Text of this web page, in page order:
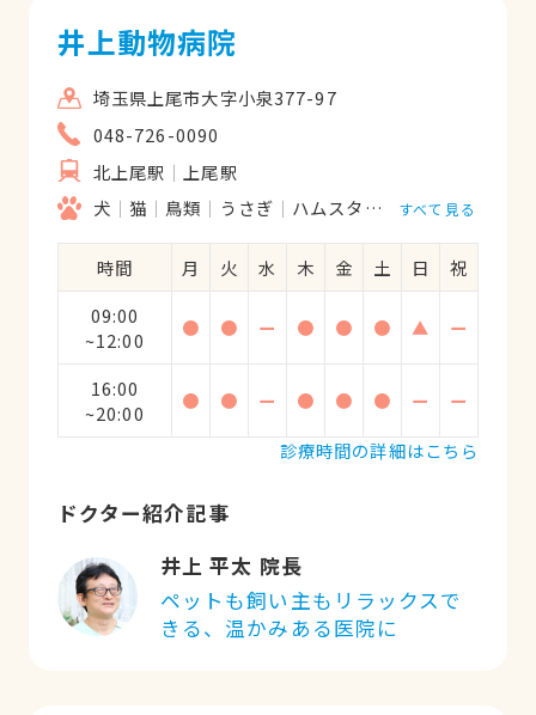
井上動物病院
埼玉県上尾市大字小泉377-97
048-726-0090
北上尾駅
上尾駅
犬
猫 鳥類 うさぎ ハムスター フェレット
すべて見る
時間 月 火 水 木 金 土 日
祝
09:00
~12:00
● ● ー ● ● ● ▲ ー
16:00
~20:00
● ● ー ● ● ● ー
ー
診療時間の詳細はこちら
ドクター紹介記事
井上 平太 院長
ペットも飼い主もリラックスで
きる、温かみある医院に